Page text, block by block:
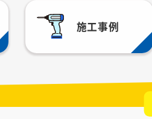
施工事例